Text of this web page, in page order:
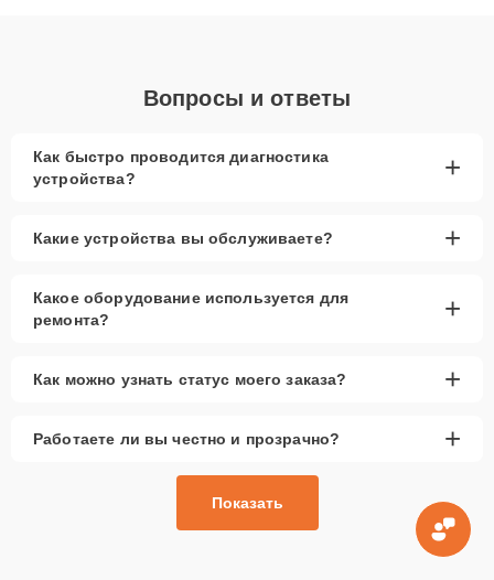
Вопросы и ответы
Как быстро проводится диагностика
устройства?
+
Какие устройства вы обслуживаете? +
Какое оборудование используется для
ремонта?
+
Как можно узнать статус моего заказа? +
Работаете ли вы честно и прозрачно? +
Показать